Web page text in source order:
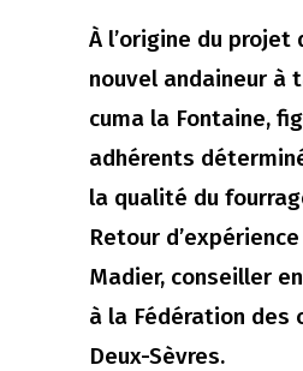
À l’origine du projet
nouvel andaineur à
cuma la Fontaine,
adhérents
la qualité du
Retour
Madier, conseiller
à la Fédération des
Deux-Sèvres.